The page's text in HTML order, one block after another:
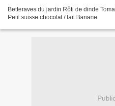
Betteraves du jardin Rôti de dinde
Petit suisse chocolat / lait Banane